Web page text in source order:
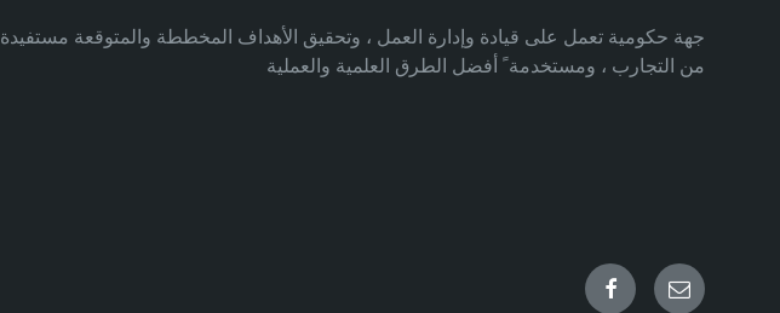
جهة حكومية تعمل على قيادة وإدارة العمل ، وتحقيق الأهداف المخططة والمتوقعة مستفيدة
من التجارب ، ومستخدمة ً أفضل الطرق العلمية والعملية
Email
Facebook